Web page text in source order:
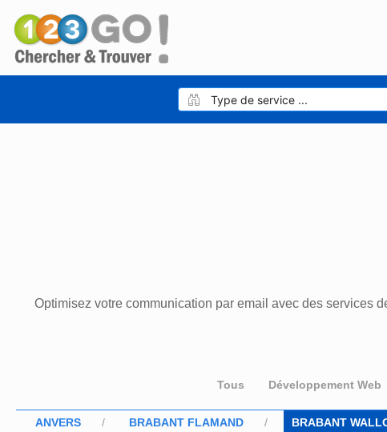
Optimisez votre communication par email avec des services
Tous Développement Web
ANVERS BRABANT FLAMAND BRABANT